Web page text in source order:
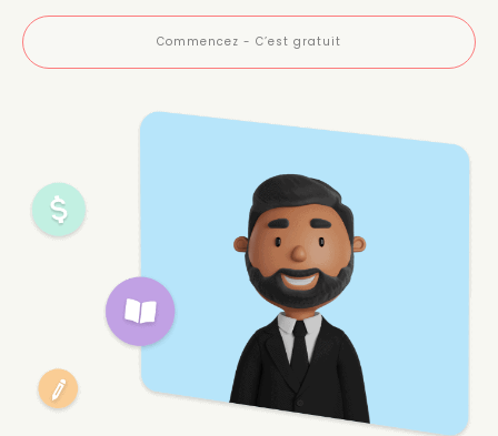
Commencez - C’est gratuit